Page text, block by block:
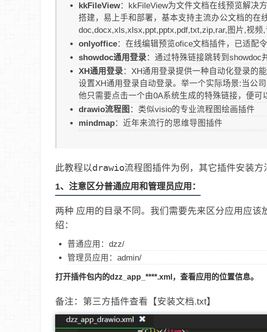
kkFileView：kkFileView为文件文档在线预览解决
搭建，易上手和部署，基本支持主流办公文档的在
doc,docx,xls,xlsx,ppt,pptx,pdf,txt,zip,rar,图片,视频,
onlyoffice：在线编辑预览ofice文档插件，已适配
showdoc通用登录：通过特殊链接跳转到showdoc
XH通用登录：XH通用登录提供一种自动化登录的
设置XH通用登录自动登录。举一个实际场景:当公
他只需要点击一个由0A系统生成的特殊链接，便可
drawio流程图 ：类似visio的专业流程图绘画插件
mindmap：近年来流行的思维导图插件
此教程以drawio流程图插件为例，其它插件安装方
1、注意区分普通应用和管理员应用：
两种 应用的目录不同。我们需要先来区分应用应该
绍：
普通应用：dzz/
管理员应用：admin/
打开插件包内的dzz_app_****.xml，查看应用的位置信息。
备注：第三方插件查看【安装文档.txt】